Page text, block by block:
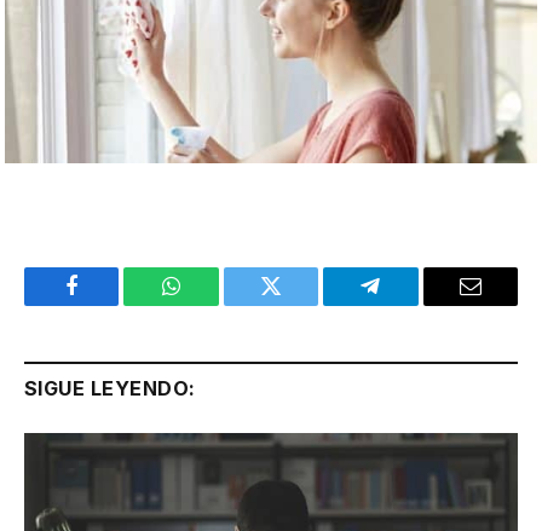
Facebook WhatsApp Twitter Telegram Email
SIGUE LEYENDO: